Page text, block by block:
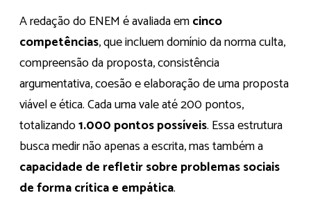
A redação do ENEM é avaliada emcinco
competências, que incluem domínio da norma culta,
compreensão da proposta, consistência
argumentativa, coesão e elaboração de uma proposta
viável e ética. Cada uma vale até 200 pontos,
totalizando1.000 pontos possíveis. Essa estrutura
busca medir não apenas a escrita, mas também a
capacidade de refletir sobre problemas sociais
de forma crítica e empática.